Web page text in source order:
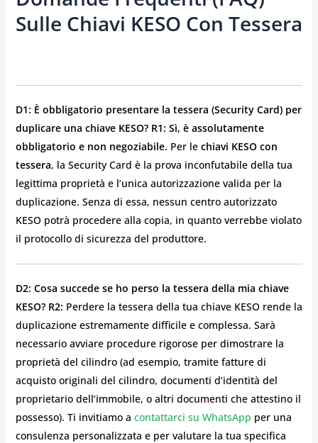
Sulle Chiavi KESO Con Tessera
D1: È obbligatorio presentare la tessera (Security Card) per
duplicare una chiave KESO? R1: Sì, è assolutamente
obbligatorio e non negoziabile. Per le chiavi KESO con
tessera, la Security Card è la prova inconfutabile della tua
legittima proprietà e l’unica autorizzazione valida per la
duplicazione. Senza di essa, nessun centro autorizzato
KESO potrà procedere alla copia, in quanto verrebbe violato
il protocollo di sicurezza del produttore.
D2: Cosa succede se ho perso la tessera della mia chiave
KESO? R2: Perdere la tessera della tua chiave KESO rende la
duplicazione estremamente difficile e complessa. Sarà
necessario avviare procedure rigorose per dimostrare la
proprietà del cilindro (ad esempio, tramite fatture di
acquisto originali del cilindro, documenti d’identità del
proprietario dell’immobile, o altri documenti che attestino il
possesso). Ti invitiamo a contattarci su WhatsApp per una
consulenza personalizzata e per valutare la tua specifica